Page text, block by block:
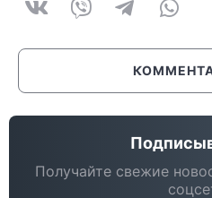
Получайте свежие